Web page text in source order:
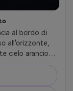
al bordo di
all'orizzonte,
cielo arancione
forte
-ar 4:5